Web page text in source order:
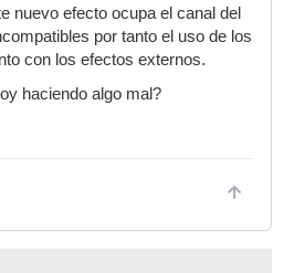
nuevo efecto ocupa el canal del
por tanto el uso de los
con los efectos externos.
haciendo algo mal?